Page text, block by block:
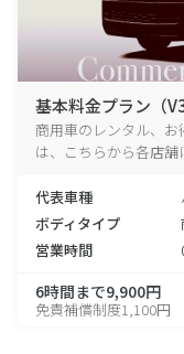
基本料金プラン（V3
商用車のレンタル、
は、こちらから各店舗
代表車種
ボディタイプ
営業時間
6時間まで9,900円
免責補償制度1,100円